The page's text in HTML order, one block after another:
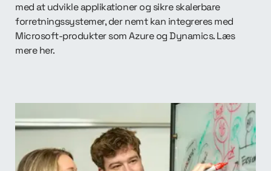
med at udvikle applikationer og sikre skalerbare
forretningssystemer, der nemt kan integreres med
Microsoft-produkter som Azure og Dynamics. Læs
mere her.